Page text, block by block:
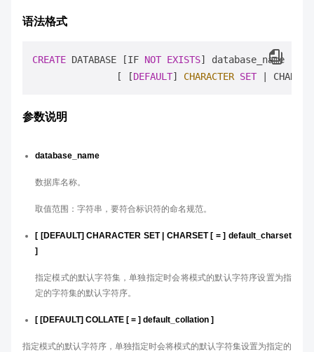
语法格式
CREATE DATABASE [IF NOT EXISTS] database_name
               [ [
DEFAULT] CHARACTER SET
参数说明
database_name
数据库名称。
取值范围：字符串，要符合标识符的命名规范。
[ [DEFAULT] CHARACTER SET | CHARSET [ = ] default_charset
]
指定模式的默认字符集，单独指定时会将模式的默认字符序设置为指
定的字符集的默认字符序。
[ [DEFAULT] COLLATE [ = ] default_collation ]
指定模式的默认字符序，单独指定时会将模式的默认字符集设置为指定的